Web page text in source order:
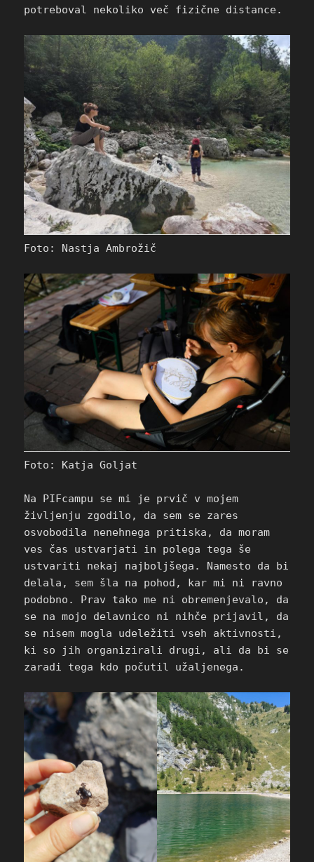
potreboval nekoliko več fizične distance.
Foto: Nastja Ambrožič
Foto: Katja Goljat
Na PIFcampu se mi je prvič v mojem
življenju zgodilo, da sem se zares
osvobodila nenehnega pritiska, da moram
ves čas ustvarjati in polega tega še
ustvariti nekaj najboljšega. Namesto da bi
delala, sem šla na pohod, kar mi ni ravno
podobno. Prav tako me ni obremenjevalo, da
se na mojo delavnico ni nihče prijavil, da
se nisem mogla udeležiti vseh aktivnosti,
ki so jih organizirali drugi, ali da bi se
zaradi tega kdo počutil užaljenega.